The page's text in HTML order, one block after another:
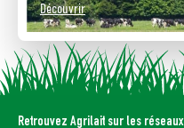
respecte
Découvrir
Retrouvez Agrilait sur les réseaux